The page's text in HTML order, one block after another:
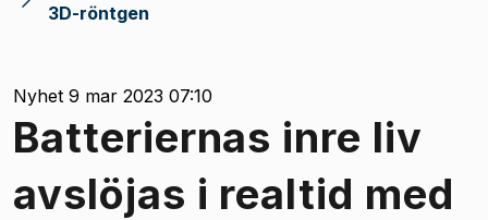
3D-röntgen
Nyhet 9 mar 2023 07:10
Batteriernas inre liv
avslöjas i realtid med